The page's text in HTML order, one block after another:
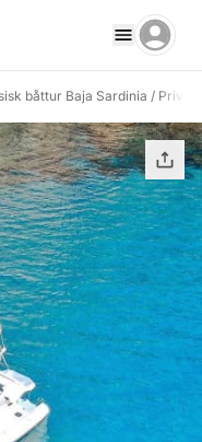
båttur Baja Sardinia / Privat